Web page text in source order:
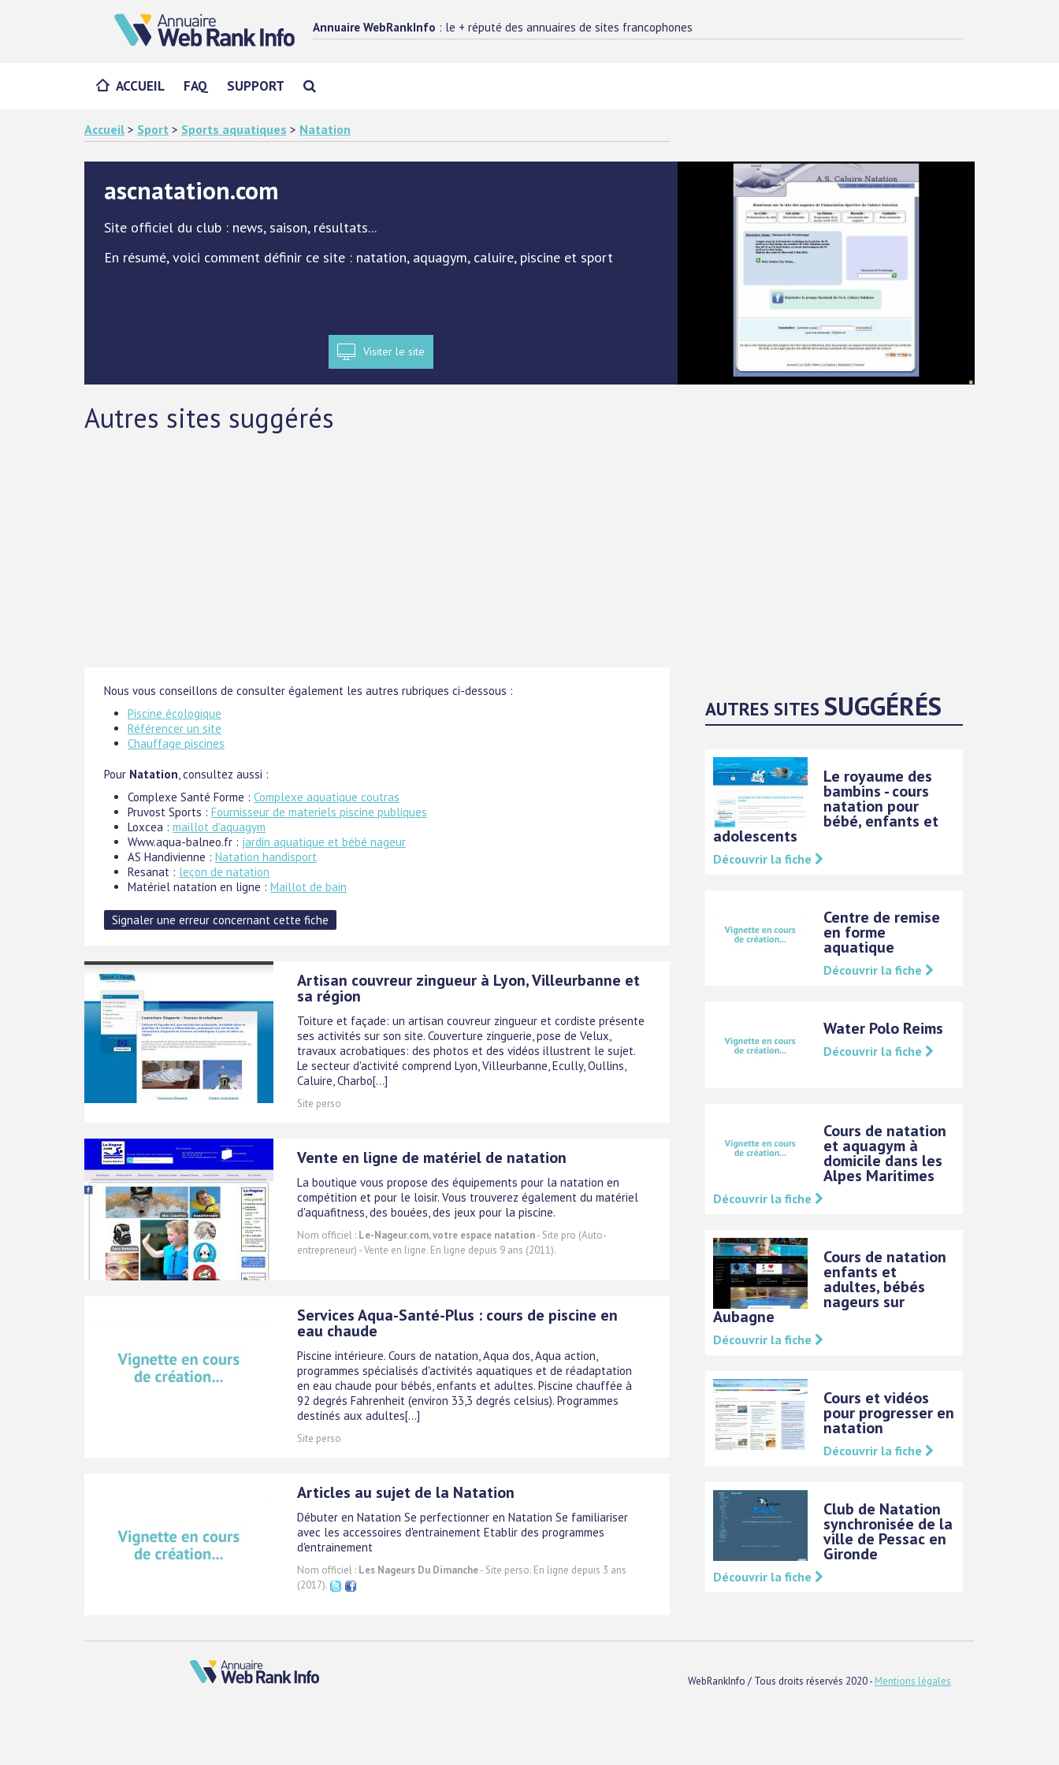
Annuaire WebRankInfo : le + réputé des annuaires de sites francophones
ACCUEIL FAQ SUPPORT
Accueil > Sport > Sports aquatiques > Natation
ascnatation.com
Site officiel du club : news, saison, résultats...
En résumé, voici comment définir ce site : natation, aquagym, caluire, piscine et sport
Visiter le site
Autres sites suggérés
Nous vous conseillons de consulter également les autres rubriques ci-dessous :
Piscine écologique
Référencer un site
Chauffage piscines
Pour Natation, consultez aussi :
Complexe Santé Forme : Complexe aquatique coutras
Pruvost Sports : Fournisseur de materiels piscine publiques
Loxcea : maillot d'aquagym
Www.aqua-balneo.fr : jardin aquatique et bébé nageur
AS Handivienne : Natation handisport
Resanat : leçon de natation
Matériel natation en ligne : Maillot de bain
Artisan couvreur zingueur à Lyon, Villeurbanne et
sa région
Toiture et façade: un artisan couvreur zingueur et cordiste présente
ses activités sur son site. Couverture zinguerie, pose de Velux,
travaux acrobatiques: des photos et des vidéos illustrent le sujet.
Le secteur d'activité comprend Lyon, Villeurbanne, Ecully, Oullins,
Caluire, Charbo[...]
Site perso
Vente en ligne de matériel de natation
La boutique vous propose des équipements pour la natation en
compétition et pour le loisir. Vous trouverez également du matériel
d'aquafitness, des bouées, des jeux pour la piscine.
Nom officiel : Le-Nageur.com, votre espace natation- Site pro (Auto-
entrepreneur) - Vente en ligne. En ligne depuis 9 ans (2011).
Services Aqua-Santé-Plus : cours de piscine en
eau chaude
Piscine intérieure. Cours de natation, Aqua dos, Aqua action,
programmes spécialisés d'activités aquatiques et de réadaptation
en eau chaude pour bébés, enfants et adultes. Piscine chauffée à
92 degrés Fahrenheit (environ 33,3 degrés celsius). Programmes
destinés aux adultes[...]
Site perso
Articles au sujet de la Natation
Débuter en Natation Se perfectionner en Natation Se familiariser
avec les accessoires d'entrainement Etablir des programmes
d'entrainement
Nom officiel : Les Nageurs Du Dimanche- Site perso. En ligne depuis 3 ans
(2017).
AUTRES SITESSUGGÉRÉS
Le royaume des
bambins - cours
natation pour
bébé, enfants et
adolescents
Découvrir la fiche
Centre de remise
en forme
aquatique
Découvrir la fiche
Water Polo Reims
Découvrir la fiche
Cours de natation
et aquagym à
domicile dans les
Alpes Maritimes
Découvrir la fiche
Cours de natation
enfants et
adultes, bébés
nageurs sur
Aubagne
Découvrir la fiche
Cours et vidéos
pour progresser en
natation
Découvrir la fiche
Club de Natation
synchronisée de la
ville de Pessac en
Gironde
Découvrir la fiche
WebRankInfo / Tous droits réservés 2020 - Mentions légales